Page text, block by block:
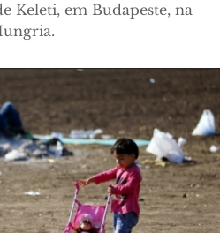
Keleti, em Budapeste, na
.